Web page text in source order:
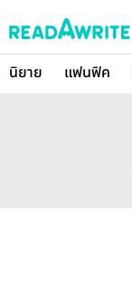
นิยาย แฟนฟิค